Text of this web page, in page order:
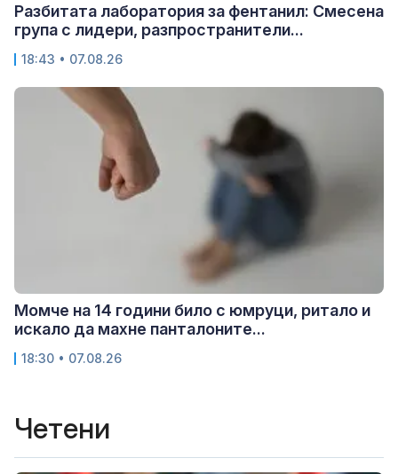
Разбитата лаборатория за фентанил: Смесена
група с лидери, разпространители...
18:43 • 07.08.26
Момче на 14 години било с юмруци, ритало и
искало да махне панталоните...
18:30 • 07.08.26
Четени